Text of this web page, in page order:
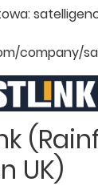
company/
UK)